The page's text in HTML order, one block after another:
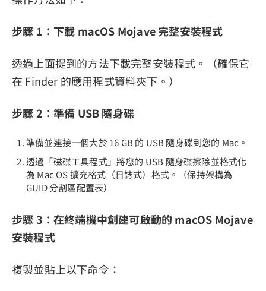
步驟 1：下載 macOS Mojave 完整安裝程式
透過上面提到的方法下載完整安裝程式。（確保它
在 Finder 的應用程式資料夾下。）
步驟 2：準備 USB 隨身碟
準備並連接一個大於 16 GB 的 USB 隨身碟到您的 Mac。
透過「磁碟工具程式」將您的 USB 隨身碟擦除並格式化
為 Mac OS 擴充格式（日誌式）格式。（保持架構為
GUID 分割區配置表）
步驟 3：在終端機中創建可啟動的 macOS Mojave
安裝程式
複製並貼上以下命令：